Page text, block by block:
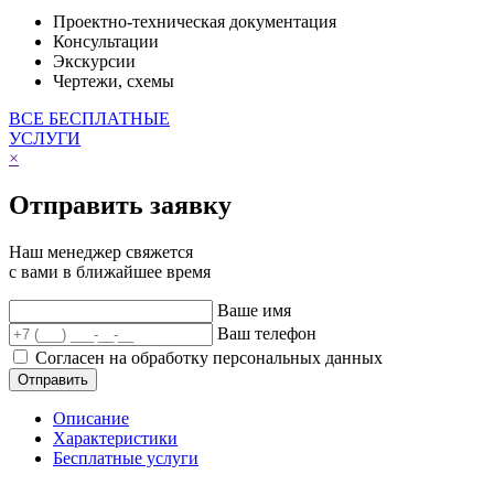
Проектно-техническая документация
Консультации
Экскурсии
Чертежи, схемы
ВСЕ БЕСПЛАТНЫЕ
УСЛУГИ
×
Отправить заявку
Наш менеджер свяжется
с вами в ближайшее время
Ваше имя
Ваш телефон
Согласен на обработку персональных данных
Отправить
Описание
Характеристики
Бесплатные услуги